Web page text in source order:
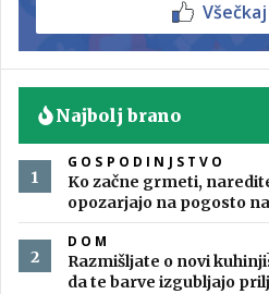
Najbolj brano
GOSPODINJSTVO
Ko začne grmeti,
opozarjajo na pogosto
DOM
Razmišljate o novi
da te barve izgubljajo